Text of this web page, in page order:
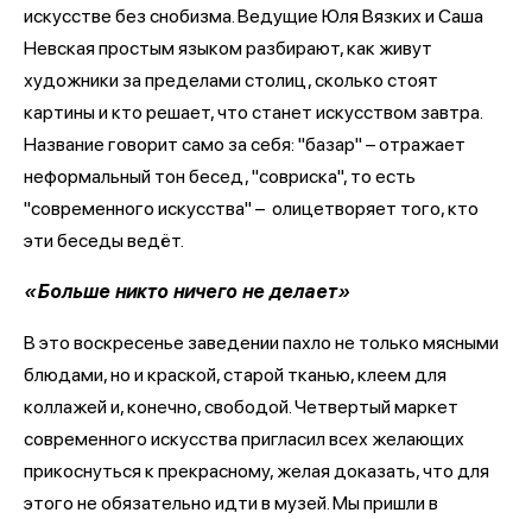
искусстве без снобизма. Ведущие Юля Вязких и Саша
Невская простым языком разбирают, как живут
художники за пределами столиц, сколько стоят
картины и кто решает, что станет искусством завтра.
Название говорит само за себя: "базар" – отражает
неформальный тон бесед, "совриска", то есть
"современного искусства" – олицетворяет того, кто
эти беседы ведёт.
«Больше никто ничего не делает»
В это воскресенье заведении пахло не только мясными
блюдами, но и краской, старой тканью, клеем для
коллажей и, конечно, свободой. Четвертый маркет
современного искусства пригласил всех желающих
прикоснуться к прекрасному, желая доказать, что для
этого не обязательно идти в музей. Мы пришли в